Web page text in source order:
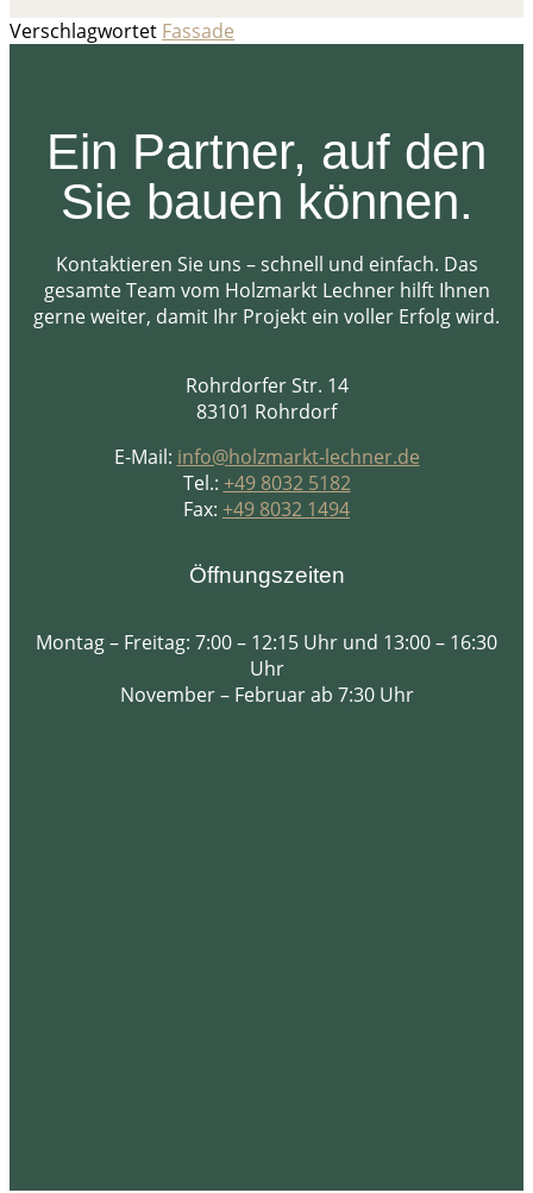
Verschlagwortet Fassade
Ein Partner, auf den
Sie bauen können.
Kontaktieren Sie uns – schnell und einfach. Das
gesamte Team vom Holzmarkt Lechner hilft Ihnen
gerne weiter, damit Ihr Projekt ein voller Erfolg wird.
Rohrdorfer Str. 14
83101 Rohrdorf
E-Mail: info@holzmarkt-lechner.de
Tel.: +49 8032 5182
Fax: +49 8032 1494
Öffnungszeiten
Montag – Freitag: 7:00 – 12:15 Uhr und 13:00 – 16:30
Uhr
November – Februar ab 7:30 Uhr